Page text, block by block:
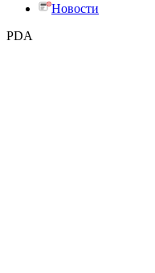
Новости
PDA